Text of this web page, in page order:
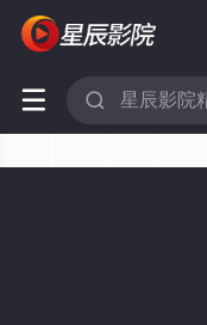
 